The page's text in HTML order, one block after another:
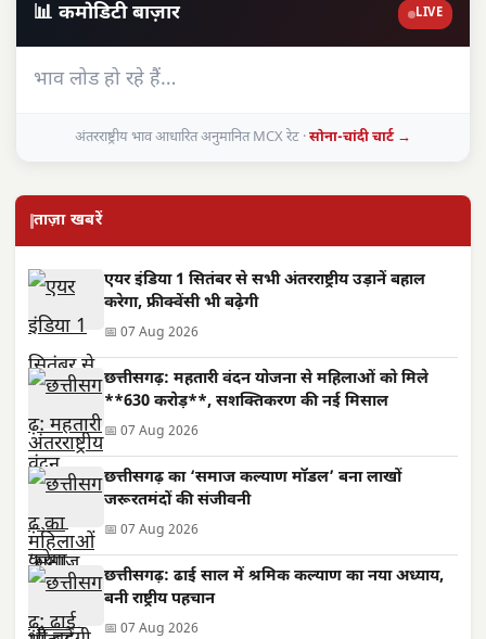
📊 कमोडिटी बाज़ार LIVE
भाव लोड हो रहे हैं…
अंतरराष्ट्रीय भाव आधारित अनुमानित MCX रेट ·सोना-चांदी चार्ट →
ताज़ा खबरें
एयर इंडिया 1 सितंबर से सभी अंतरराष्ट्रीय उड़ानें बहाल
करेगा, फ्रीक्वेंसी भी बढ़ेगी
📅 07 Aug 2026
छत्तीसगढ़: महतारी वंदन योजना से महिलाओं को मिले
**630 करोड़**, सशक्तिकरण की नई मिसाल
📅 07 Aug 2026
छत्तीसगढ़ का ‘समाज कल्याण मॉडल’ बना लाखों
जरूरतमंदों की संजीवनी
📅 07 Aug 2026
छत्तीसगढ़: ढाई साल में श्रमिक कल्याण का नया अध्याय,
बनी राष्ट्रीय पहचान
📅 07 Aug 2026